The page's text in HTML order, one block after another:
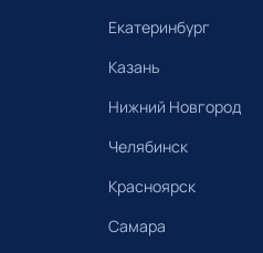
Екатеринбург
Казань
Нижний Новгород
Челябинск
Красноярск
Самара